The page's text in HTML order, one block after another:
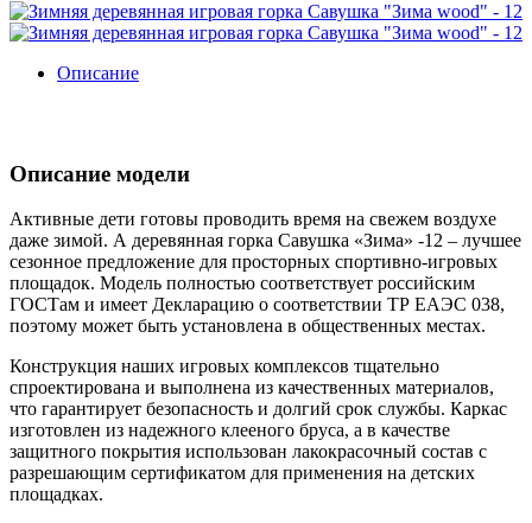
Описание
Описание модели
Активные дети готовы проводить время на свежем воздухе
даже зимой. А деревянная горка Савушка «Зима» -12 – лучшее
сезонное предложение для просторных спортивно-игровых
площадок. Модель полностью соответствует российским
ГОСТам и имеет Декларацию о соответствии ТР ЕАЭС 038,
поэтому может быть установлена в общественных местах.
Конструкция наших игровых комплексов тщательно
спроектирована и выполнена из качественных материалов,
что гарантирует безопасность и долгий срок службы. Каркас
изготовлен из надежного клееного бруса, а в качестве
защитного покрытия использован лакокрасочный состав с
разрешающим сертификатом для применения на детских
площадках.